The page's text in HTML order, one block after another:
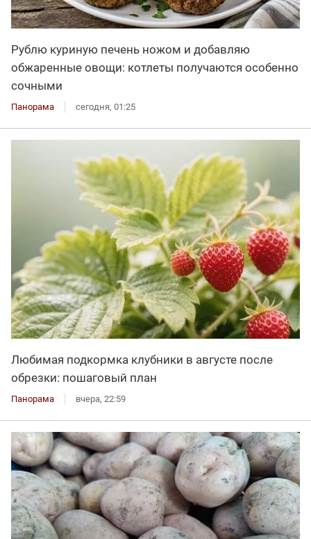
Рублю куриную печень ножом и добавляю
обжаренные овощи: котлеты получаются особенно
сочными
Панорама сегодня, 01:25
Любимая подкормка клубники в августе после
обрезки: пошаговый план
Панорама вчера, 22:59